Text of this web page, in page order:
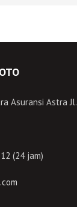
Asuransi Astra
(24 jam)